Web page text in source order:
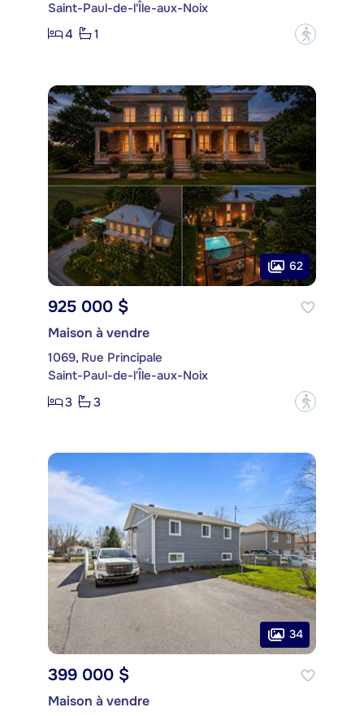
Saint-Paul-de-l'Île-aux-Noix
4
1 ?
62
925 000 $
Maison à vendre
1069, Rue Principale
Saint-Paul-de-l'Île-aux-Noix
3
3 ?
34
399 000 $
Maison à vendre